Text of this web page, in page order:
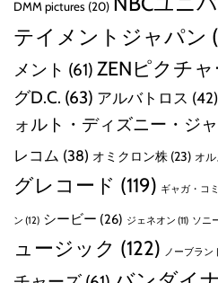
DMM pictures (20)
テイメントジャパン
メント (61) ZENピクチ
グD.C. (63) アルバトロス (42)
ォルト・ディズニー・ジ
レコム (38) オミクロン株 (23) オ
グレコード (119) ギャガ・コ
ン (12) シービー (26) ジェネオン (11) ソニ
ュージック (122) ノーブラン